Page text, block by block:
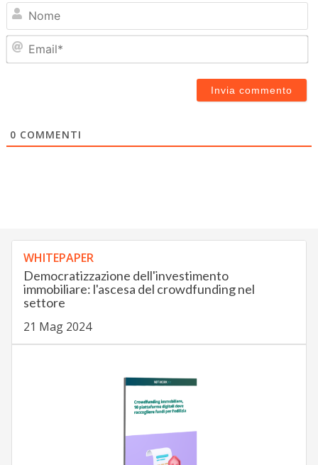
0 COMMENTI
WHITEPAPER
Democratizzazione dell'investimento
immobiliare: l'ascesa del crowdfunding nel
settore
21 Mag 2024